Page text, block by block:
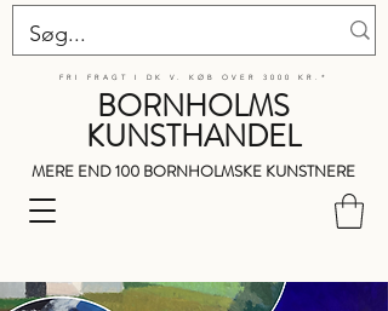
BORNHOLMS
KUNSTHANDEL
MERE END 100 BORNHOLMSKE KUNSTNERE
FRI FRAGT I DK V. KØB OVER 3000 KR.*